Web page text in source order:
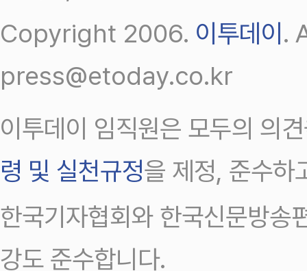
Copyright 2006. 이투데이 .
press@etoday.co.kr
이투데이 임직원은 모두의 의
령 및 실천규정을 제정, 준수하
한국기자협회와 한국신문방송
강도 준수합니다.